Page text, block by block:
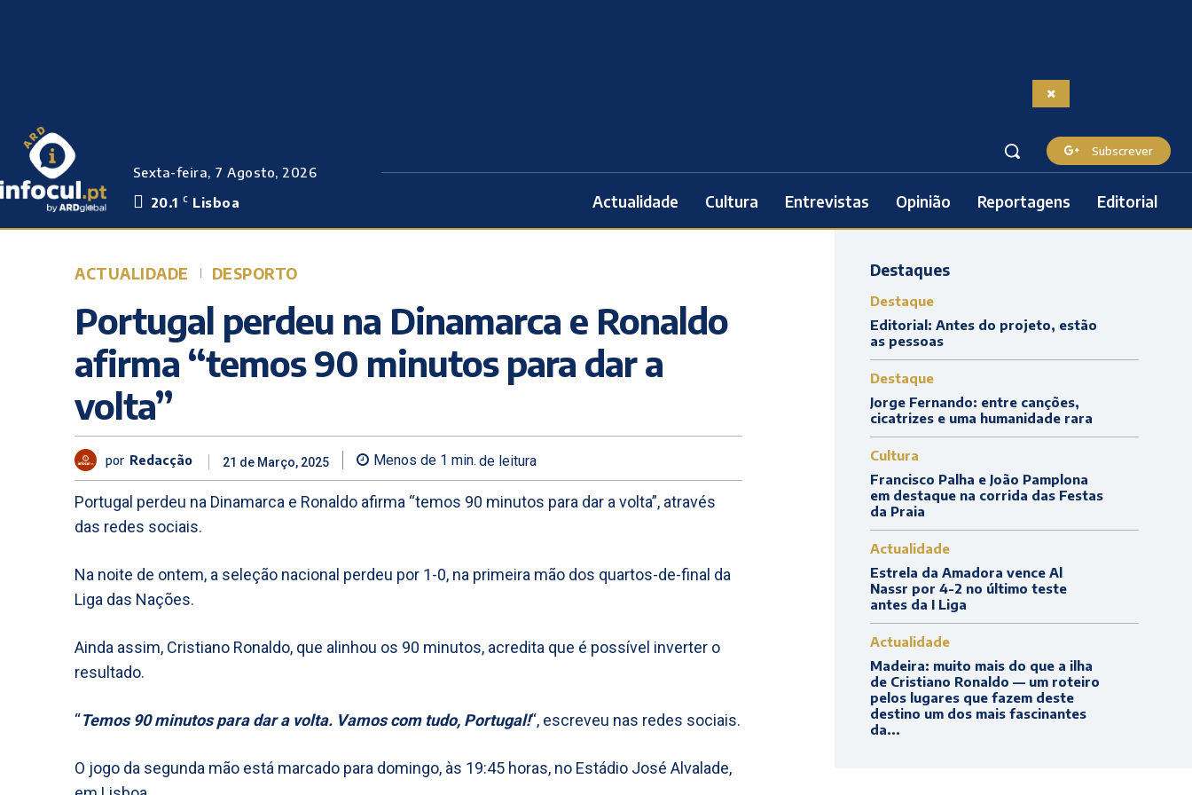
Sexta-feira, 7 Agosto, 2026
20.1 C Lisboa
Subscrever
Actualidade Cultura Entrevistas Opinião Reportagens Editorial
ACTUALIDADE DESPORTO
Portugal perdeu na Dinamarca e Ronaldo
afirma “temos 90 minutos para dar a
volta”
por Redacção 21 de Março, 2025 Menos de 1 min. de leitura
Portugal perdeu na Dinamarca e Ronaldo afirma “temos 90 minutos para dar a volta”, através
das redes sociais.
Na noite de ontem, a seleção nacional perdeu por 1-0, na primeira mão dos quartos-de-final da
Liga das Nações.
Ainda assim, Cristiano Ronaldo, que alinhou os 90 minutos, acredita que é possível inverter o
resultado.
“Temos 90 minutos para dar a volta. Vamos com tudo, Portugal!“, escreveu nas redes sociais.
O jogo da segunda mão está marcado para domingo, às 19:45 horas, no Estádio José Alvalade,
Destaques
Destaque
Editorial: Antes do projeto, estão
as pessoas
Destaque
Jorge Fernando: entre canções,
cicatrizes e uma humanidade rara
Cultura
Francisco Palha e João Pamplona
em destaque na corrida das Festas
da Praia
Actualidade
Estrela da Amadora vence Al
Nassr por 4-2 no último teste
antes da I Liga
Actualidade
Madeira: muito mais do que a ilha
de Cristiano Ronaldo — um roteiro
pelos lugares que fazem deste
destino um dos mais fascinantes
da...